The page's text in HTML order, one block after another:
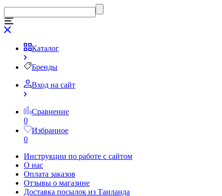
Каталог
Бренды
Вход на сайт
Сравнение
0
Избранное
0
Инструкции по работе с сайтом
О нас
Оплата заказов
Отзывы о магазине
Доставка посылок из Таиланда